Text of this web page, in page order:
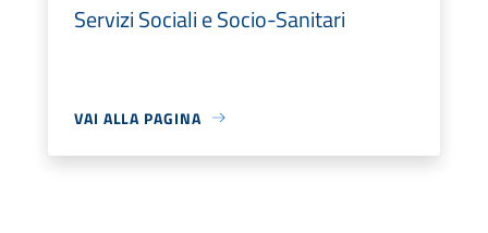
Servizi Sociali e Socio-Sanitari
VAI ALLA PAGINA